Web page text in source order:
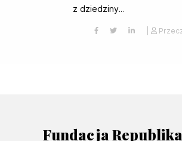
z dziedziny…
Fundacja